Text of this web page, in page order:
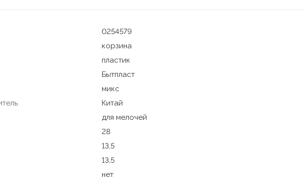
0254579
корзина
пластик
Бытпласт
микс
Китай
для мелочей
28
13,5
13,5
нет